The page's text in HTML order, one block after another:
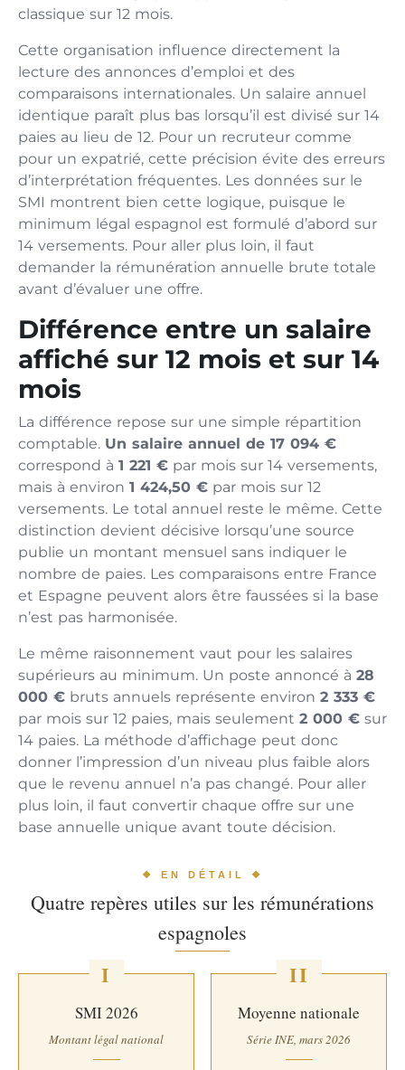
classique sur 12 mois.
Cette organisation influence directement la
lecture des annonces d’emploi et des
comparaisons internationales. Un salaire annuel
identique paraît plus bas lorsqu’il est divisé sur 14
paies au lieu de 12. Pour un recruteur comme
pour un expatrié, cette précision évite des erreurs
d’interprétation fréquentes. Les données sur le
SMI montrent bien cette logique, puisque le
minimum légal espagnol est formulé d’abord sur
14 versements. Pour aller plus loin, il faut
demander la rémunération annuelle brute totale
avant d’évaluer une offre.
Différence entre un salaire
affiché sur 12 mois et sur 14
mois
La différence repose sur une simple répartition
comptable. Un salaire annuel de 17 094 €
correspond à 1 221 € par mois sur 14 versements,
mais à environ 1 424,50 € par mois sur 12
versements. Le total annuel reste le même. Cette
distinction devient décisive lorsqu’une source
publie un montant mensuel sans indiquer le
nombre de paies. Les comparaisons entre France
et Espagne peuvent alors être faussées si la base
n’est pas harmonisée.
Le même raisonnement vaut pour les salaires
supérieurs au minimum. Un poste annoncé à 28
000 € bruts annuels représente environ 2 333 €
par mois sur 12 paies, mais seulement 2 000 € sur
14 paies. La méthode d’affichage peut donc
donner l’impression d’un niveau plus faible alors
que le revenu annuel n’a pas changé. Pour aller
plus loin, il faut convertir chaque offre sur une
base annuelle unique avant toute décision.
❖ EN DÉTAIL ❖
Quatre repères utiles sur les rémunérations
espagnoles
I
SMI 2026
Montant légal national
II
Moyenne nationale
Série INE, mars 2026